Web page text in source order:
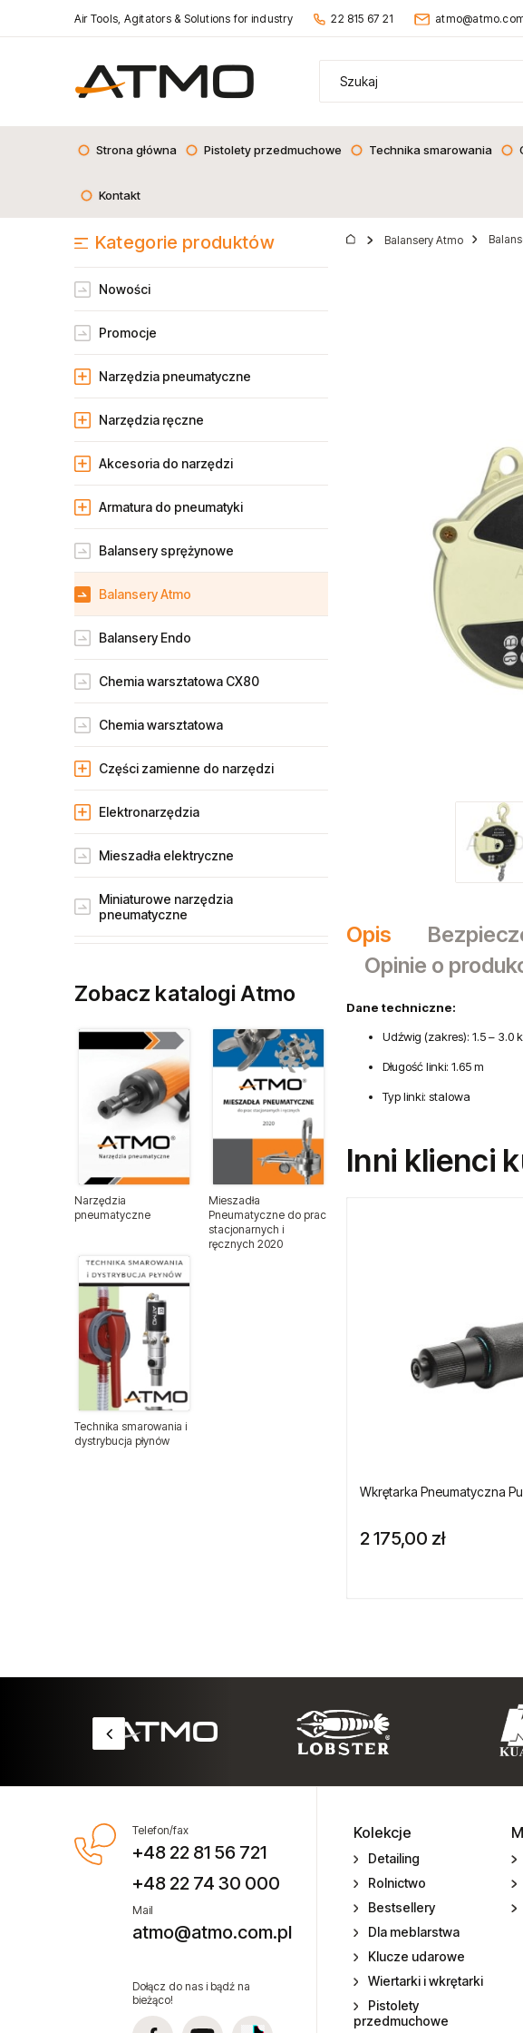
Air Tools, Agitators & Solutions for industry 22 815 67 21
Strona główna Pistolety przedmuchowe Technika smarowania
Kontakt
Kategorie produktów
Narzędzia pneumatyczne
Narzędzia ręczne
Akcesoria do narzędzi
Armatura do pneumatyki
Balansery sprężynowe
Balansery Atmo
Balansery Endo
Chemia warsztatowa CX80
Chemia warsztatowa
Części zamienne do narzędzi
Elektronarzędzia
Mieszadła elektryczne
Miniaturowe narzędzia
pneumatyczne
Narzędzia dla przemysłu lotniczego
Narzędzia dla lakierników
Narzędzia do wulkanizacji
Narzędzia pneumatyczne ATA
Narzędzia ogrodnicze
Narzędzia spalinowe
Nitonakrętki
Nity zrywalne
Odzież ochronna
Podajniki nitów
Podajniki śrub i wkrętów
Testery momentu siły
Zwijadła przewodów elektrycznych
Zwijadła przewodów powietrza
Zwijadła węży olejowych
Zwijadła węży smarowania
Nowości
Promocje
Zobacz katalogi Atmo
Narzędzia
pneumatyczne
Mieszadła
Pneumatyczne do prac
stacjonarnych i
ręcznych 2020
Technika smarowania i
dystrybucja płynów
Balansery Atmo
Opis
Opinie o
Dane techniczne:
Udźwig (zakres): 1.5 – 3.0
Długość linki: 1.65 m
Typ linki: stalowa
Inni klienci
Wkrętarka Pneumatyczna
2 175,00 zł
Telefon/fax
+48 22 81 56 721
+48 22 74 30 000
Mail
atmo@atmo.com.pl
Dołącz do nas i bądź na
bieżąco!
Kolekcje
Detailing
Rolnictwo
Bestsellery
Dla meblarstwa
Klucze udarowe
Wiertarki i wkrętarki
Pistolety
przedmuchowe